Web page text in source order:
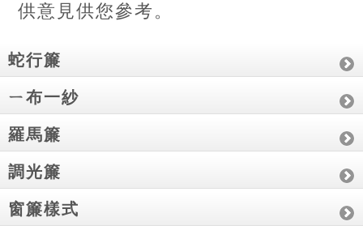
供意見供您參考。
蛇行簾
ㄧ布一紗
羅馬簾
調光簾
窗簾樣式